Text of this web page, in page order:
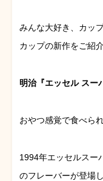
みんな大好き、カッ
カップの新作をご紹
明治『エッセル スー
おやつ感覚で食べら
1994年エッセルスー
のフレーバーが登場